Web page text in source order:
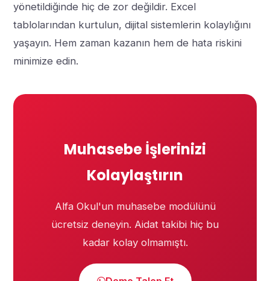
yönetildiğinde hiç de zor değildir. Excel
tablolarından kurtulun, dijital sistemlerin kolaylığını
yaşayın. Hem zaman kazanın hem de hata riskini
minimize edin.
Muhasebe İşlerinizi
Kolaylaştırın
Alfa Okul'un muhasebe modülünü
ücretsiz deneyin. Aidat takibi hiç bu
kadar kolay olmamıştı.